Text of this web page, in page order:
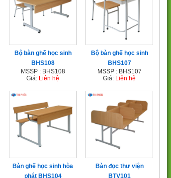
Bộ bàn ghế học sinh
BHS108
MSSP : BHS108
Giá: Liên hệ
Bộ bàn ghế học sinh
BHS107
MSSP : BHS107
Giá: Liên hệ
Bàn ghế học sinh hòa
phát BHS104
Bàn đọc thư viện
BTV101